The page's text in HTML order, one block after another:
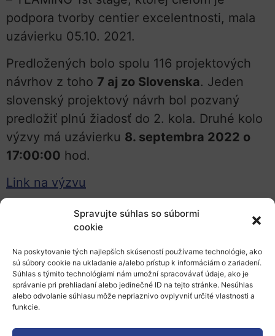
Spravujte súhlas so súbormi
cookie
Na poskytovanie tých najlepších skúseností používame technológie, ako
sú súbory cookie na ukladanie a/alebo prístup k informáciám o zariadení.
Súhlas s týmito technológiami nám umožní spracovávať údaje, ako je
správanie pri prehliadaní alebo jedinečné ID na tejto stránke. Nesúhlas
alebo odvolanie súhlasu môže nepriaznivo ovplyvniť určité vlastnosti a
funkcie.
podpora tvorby centier excelentnosti, mala
uzávierku 05.10. 2021.
Predložených bolo spolu 116 projektových
návrhov z toho 7 aj zo Slovenska. Jeden
slovenský projektový návrh bol pozvaný
predložiť plnú žiadosť do 2. kola. Druhé kolo
výzvy má uzávierku 8. septembra 2022 o
17:00:00 hod.
Link na výzvu
Capacity building to strengthen networks of
higher education institutions and
cooperation with surrounding ecosystems
Výzva HORIZON-WIDERA-2021-ACCESS-05
– European Excellence Initiative (EEI), ktorej
cieľom je podpora transformácie vysokého
školstva a okolitých ekosystémov.